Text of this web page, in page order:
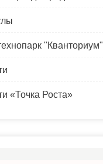
"Кванториум"
«Точка Роста»